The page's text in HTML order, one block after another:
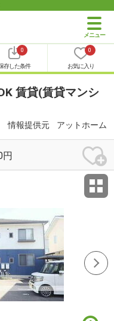
0
存した条件
0
お気に入り
賃貸(賃貸マンシ
情報提供元 アットホーム